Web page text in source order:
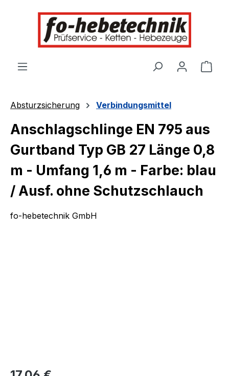
springen
Absturzsicherung Verbindungsmittel
Anschlagschlinge EN 795 aus
Gurtband Typ GB 27 Länge 0,8
m - Umfang 1,6 m - Farbe: blau
/ Ausf. ohne Schutzschlauch
fo-hebetechnik GmbH